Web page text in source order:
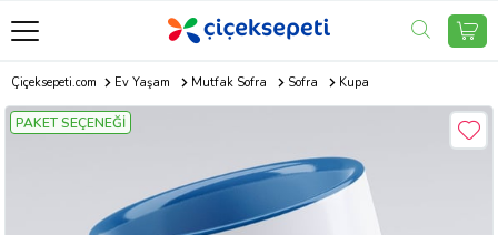
Çiçeksepeti.com Ev Yaşam Mutfak Sofra Sofra Kupa
PAKET SEÇENEĞİ